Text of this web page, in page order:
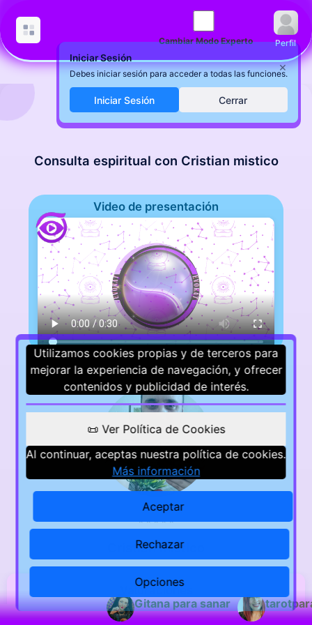
Cambiar Modo Experto Perfil
Iniciar Sesión
×
Debes iniciar sesión para acceder a todas las funciones.
Iniciar Sesión Cerrar
Consulta espiritual con Cristian mistico
Video de presentación
⭐ ⭐ ⭐ ⭐ ⭐
Cristian mistico
Valoraciones
Gitana para sanar
Utilizamos cookies propias y de terceros para
mejorar la experiencia de navegación, y ofrecer
contenidos y publicidad de interés.
📜 Ver Política de Cookies
Al continuar, aceptas nuestra política de cookies.
Más información
Aceptar
Rechazar
Opciones